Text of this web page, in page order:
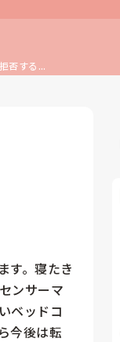
否する...
す。寝たき
ンサーマ
ベッドコ
今後は転